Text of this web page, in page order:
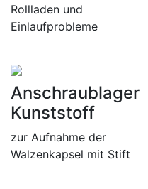
Rollladen und
Einlaufprobleme
Anschraublager
Kunststoff
zur Aufnahme der
Walzenkapsel mit Stift